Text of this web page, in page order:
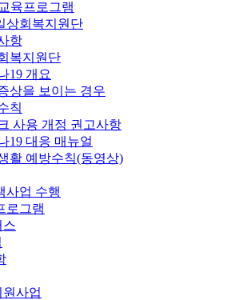
육프로그램
상회복지원단
항
복지원단
19 개요
상을 보이는 경우
칙
사용 개정 권고사항
19 대응 매뉴얼
활 예방수칙(동영상)
사업 수행
로그램
스
사업